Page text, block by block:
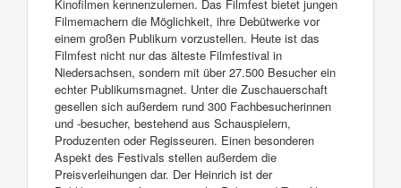
Kinofilmen kennenzulernen. Das Filmfest bietet jungen
Filmemachern die Möglichkeit, ihre Debütwerke vor
einem großen Publikum vorzustellen. Heute ist das
Filmfest nicht nur das älteste Filmfestival in
Niedersachsen, sondern mit über 27.500 Besucher ein
echter Publikumsmagnet. Unter die Zuschauerschaft
gesellen sich außerdem rund 300 Fachbesucherinnen
und -besucher, bestehend aus Schauspielern,
Produzenten oder Regisseuren. Einen besonderen
Aspekt des Festivals stellen außerdem die
Preisverleihungen dar. Der Heinrich ist der